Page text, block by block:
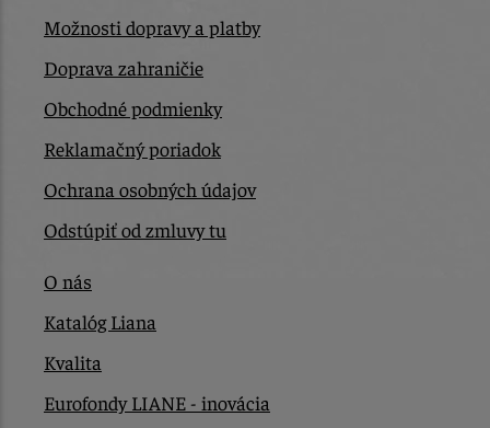
Možnosti dopravy a platby
Doprava zahraničie
Obchodné podmienky
Reklamačný poriadok
Ochrana osobných údajov
Odstúpiť od zmluvy tu
O nás
Katalóg Liana
Kvalita
Eurofondy LIANE - inovácia